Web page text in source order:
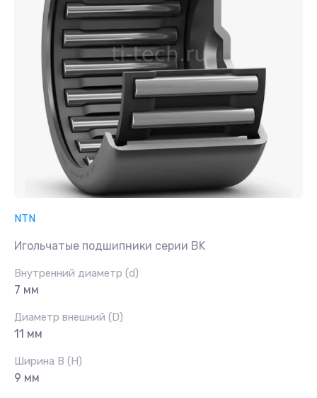
NTN
Игольчатые подшипники серии BK
Внутренний диаметр (d)
7 мм
Диаметр внешний (D)
11 мм
Ширина B (H)
9 мм